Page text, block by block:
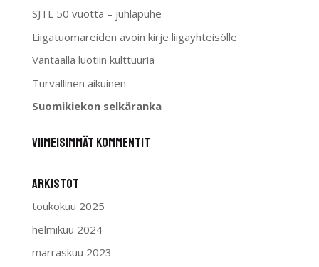
SJTL 50 vuotta – juhlapuhe
Liigatuomareiden avoin kirje liigayhteisölle
Vantaalla luotiin kulttuuria
Turvallinen aikuinen
Suomikiekon selkäranka
Viimeisimmät kommentit
Arkistot
toukokuu 2025
helmikuu 2024
marraskuu 2023